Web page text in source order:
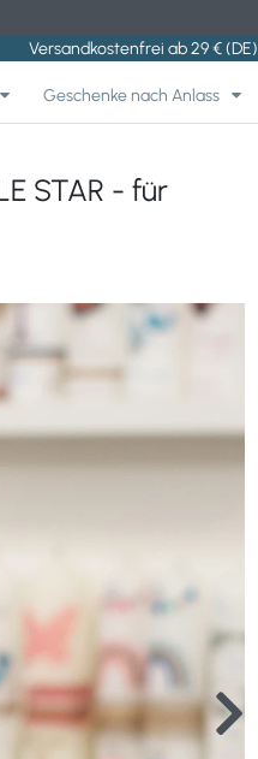
Versandkostenfrei ab 29 € (DE)
Geschenke nach Anlass
STAR - für